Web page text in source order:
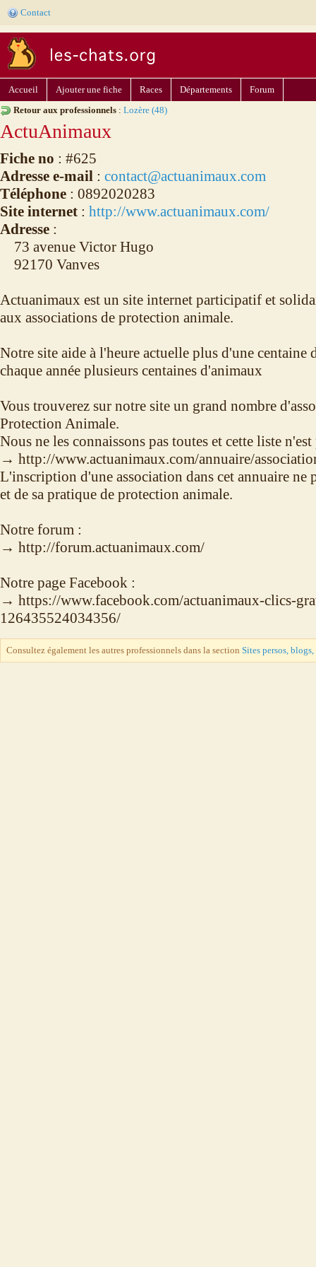
Contact
Accueil Ajouter une fiche Races Départements
Forum
Retour aux professionnels : Lozère (48)
ActuAnimaux
Fiche no : #625
Adresse e-mail : contact@actuanimaux.com
Téléphone : 0892020283
Site internet : http://www.actuanimaux.com/
Adresse :
73 avenue Victor Hugo
92170 Vanves
Actuanimaux est un site internet participatif et
aux associations de protection animale.
Notre site aide à l'heure actuelle plus d'une centaine
chaque année plusieurs centaines d'animaux
Vous trouverez sur notre site un grand nombre
Protection Animale.
Nous ne les connaissons pas toutes et cette liste
→ http://www.actuanimaux.com/annuaire/
L'inscription d'une association dans cet annuaire ne
et de sa pratique de protection animale.
Notre forum :
→ http://forum.actuanimaux.com/
Notre page Facebook :
→ https://www.facebook.com/actuanimaux-clics-
126435524034356/
Consultez également les autres professionnels dans la section Sites persos,